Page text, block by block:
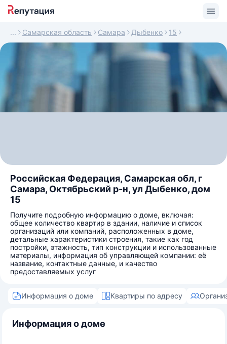
Самарская область Самара Дыбенко 15
Российская Федерация, Самарская обл, г
Самара, Октябрьский р-н, ул Дыбенко, дом
15
Получите подробную информацию о доме, включая:
общее количество квартир в здании, наличие и список
организаций или компаний, расположенных в доме,
детальные характеристики строения, такие как год
постройки, этажность, тип конструкции и использованные
материалы, информация об управляющей компании: её
название, контактные данные, и качество
предоставляемых услуг
Информация о доме Квартиры по адресу
Информация о доме